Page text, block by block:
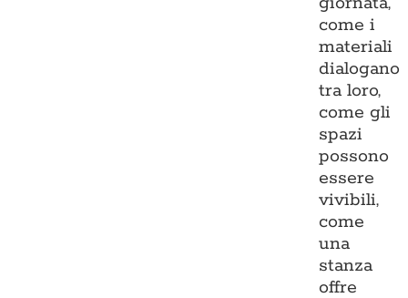
come i
materiali
dialogano
tra loro,
come gli
spazi
possono
essere
vivibili,
come
una
stanza
offre